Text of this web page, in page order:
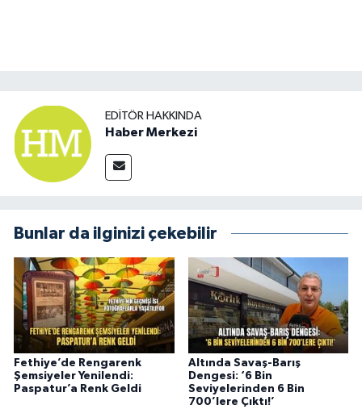
EDITÖR HAKKINDA
Haber Merkezi
Bunlar da ilginizi çekebilir
Fethiye’de Rengarenk
Şemsiyeler Yenilendi:
Paspatur’a Renk Geldi
Altında Savaş-Barış
Dengesi: ‘6 Bin
Seviyelerinden 6 Bin
700’lere Çıktı!’